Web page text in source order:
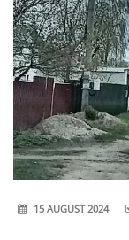
15 AUGUST 2024